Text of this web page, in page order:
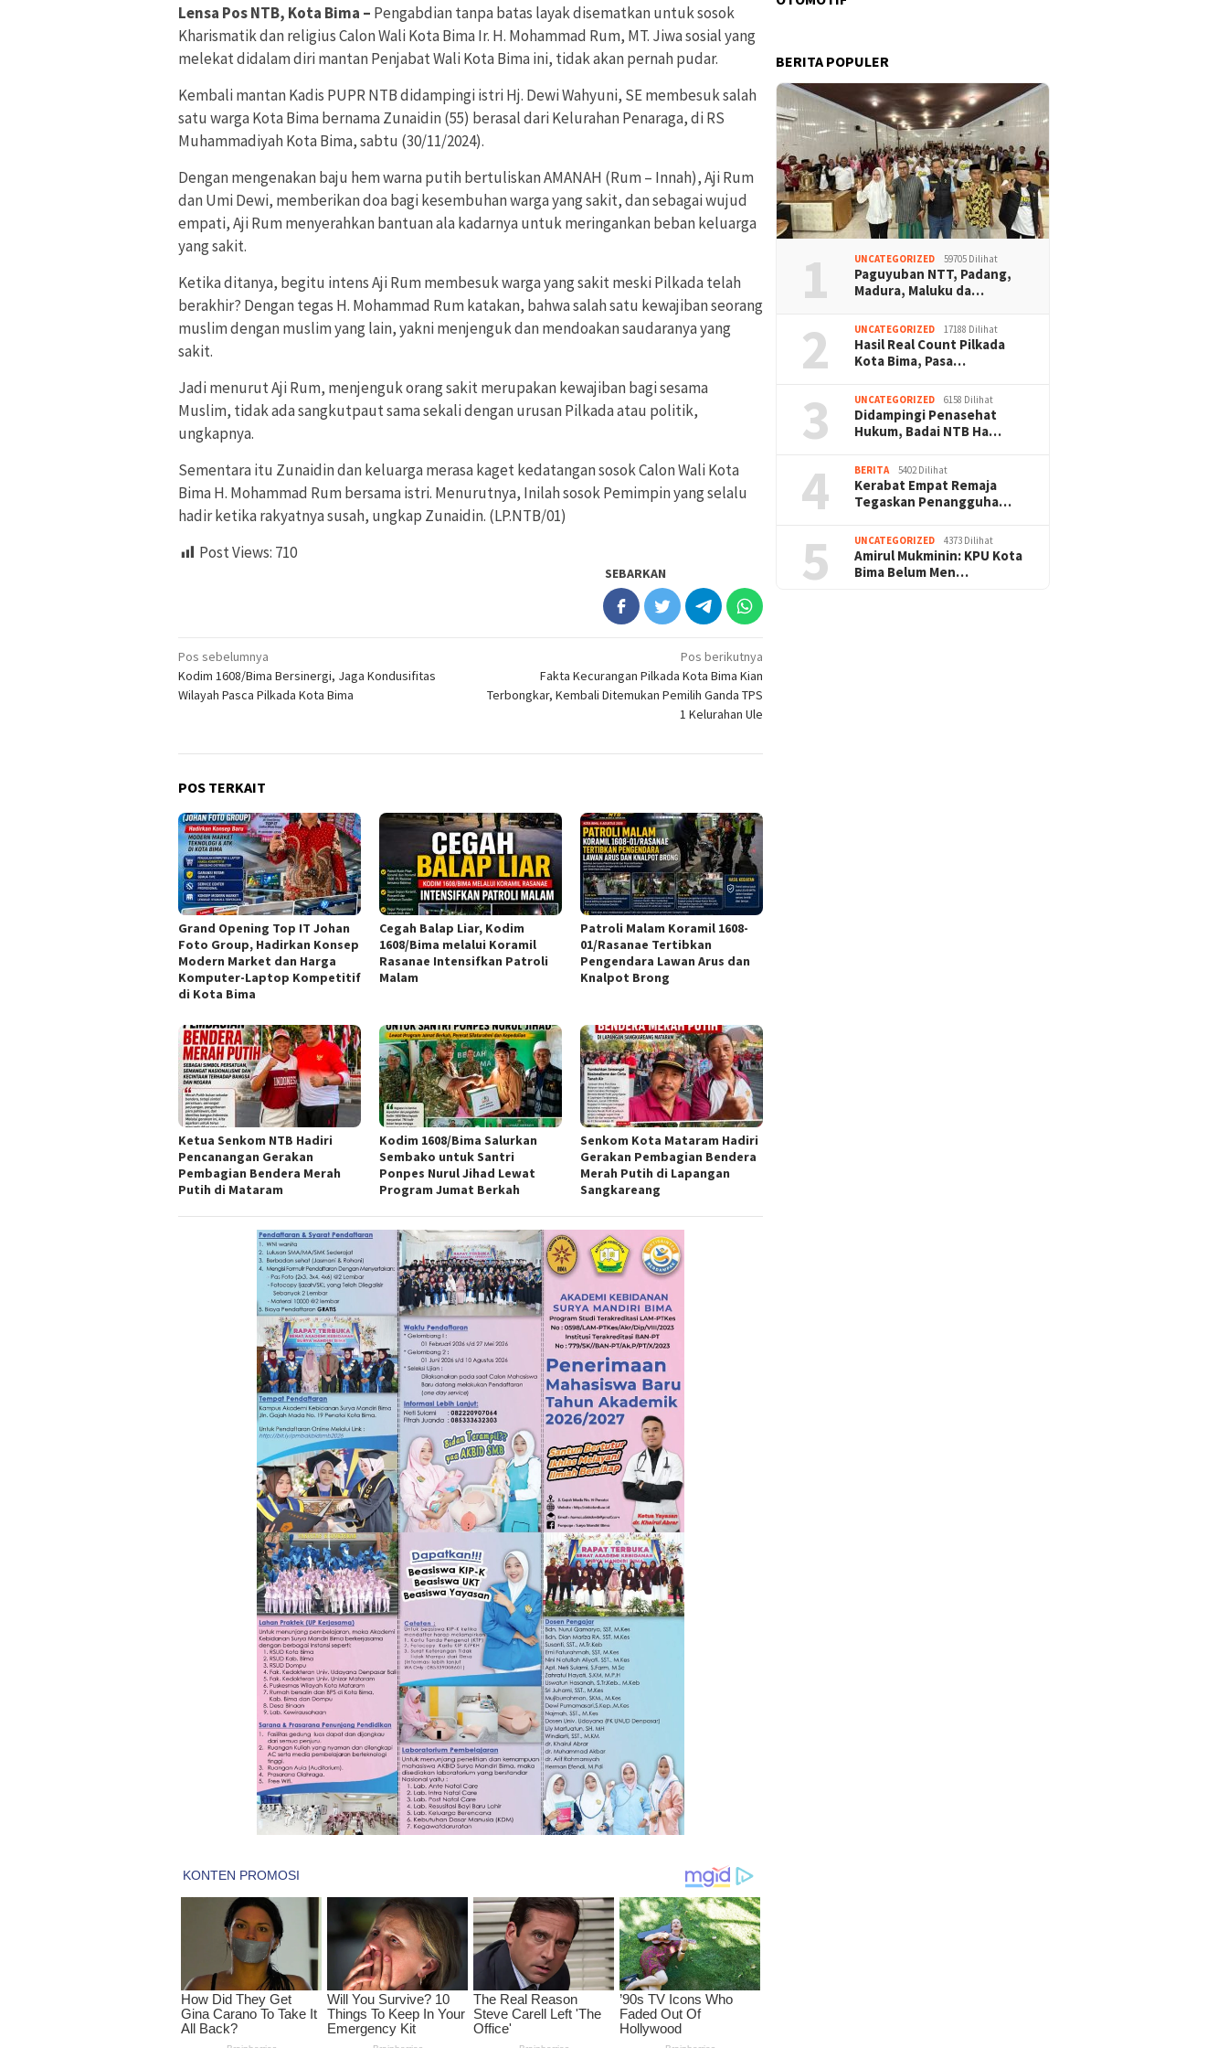
Lensa Pos NTB, Kota Bima – Pengabdian tanpa batas layak disematkan untuk sosok
Kharismatik dan religius Calon Wali Kota Bima Ir. H. Mohammad Rum, MT. Jiwa sosial yang
melekat didalam diri mantan Penjabat Wali Kota Bima ini, tidak akan pernah pudar.
Kembali mantan Kadis PUPR NTB didampingi istri Hj. Dewi Wahyuni, SE membesuk salah
satu warga Kota Bima bernama Zunaidin (55) berasal dari Kelurahan Penaraga, di RS
Muhammadiyah Kota Bima, sabtu (30/11/2024).
Dengan mengenakan baju hem warna putih bertuliskan AMANAH (Rum – Innah), Aji Rum
dan Umi Dewi, memberikan doa bagi kesembuhan warga yang sakit, dan sebagai wujud
empati, Aji Rum menyerahkan bantuan ala kadarnya untuk meringankan beban keluarga
yang sakit.
Ketika ditanya, begitu intens Aji Rum membesuk warga yang sakit meski Pilkada telah
berakhir? Dengan tegas H. Mohammad Rum katakan, bahwa salah satu kewajiban seorang
muslim dengan muslim yang lain, yakni menjenguk dan mendoakan saudaranya yang
sakit.
Jadi menurut Aji Rum, menjenguk orang sakit merupakan kewajiban bagi sesama
Muslim, tidak ada sangkutpaut sama sekali dengan urusan Pilkada atau politik,
ungkapnya.
Sementara itu Zunaidin dan keluarga merasa kaget kedatangan sosok Calon Wali Kota
Bima H. Mohammad Rum bersama istri. Menurutnya, Inilah sosok Pemimpin yang selalu
hadir ketika rakyatnya susah, ungkap Zunaidin. (LP.NTB/01)
Post Views: 710
SEBARKAN
Navigasi
pos
Pos sebelumnya
Kodim 1608/Bima Bersinergi, Jaga Kondusifitas
Wilayah Pasca Pilkada Kota Bima
Pos berikutnya
Fakta Kecurangan Pilkada Kota Bima Kian
Terbongkar, Kembali Ditemukan Pemilih Ganda TPS
1 Kelurahan Ule
POS TERKAIT
Grand Opening Top IT Johan
Foto Group, Hadirkan Konsep
Modern Market dan Harga
Komputer-Laptop Kompetitif
di Kota Bima
Cegah Balap Liar, Kodim
1608/Bima melalui Koramil
Rasanae Intensifkan Patroli
Malam
Patroli Malam Koramil 1608-
01/Rasanae Tertibkan
Pengendara Lawan Arus dan
Knalpot Brong
Ketua Senkom NTB Hadiri
Pencanangan Gerakan
Pembagian Bendera Merah
Putih di Mataram
Kodim 1608/Bima Salurkan
Sembako untuk Santri
Ponpes Nurul Jihad Lewat
Program Jumat Berkah
Senkom Kota Mataram Hadiri
Gerakan Pembagian Bendera
Merah Putih di Lapangan
Sangkareang
BERITA POPULER
1 UNCATEGORIZED 59705 Dilihat
Paguyuban NTT, Padang,
Madura, Maluku da…
2 UNCATEGORIZED 17188 Dilihat
Hasil Real Count Pilkada
Kota Bima, Pasa…
3 UNCATEGORIZED 6158 Dilihat
Didampingi Penasehat
Hukum, Badai NTB Ha…
4 BERITA 5402 Dilihat
Kerabat Empat Remaja
Tegaskan Penangguha…
5 UNCATEGORIZED 4373 Dilihat
Amirul Mukminin: KPU Kota
Bima Belum Men…